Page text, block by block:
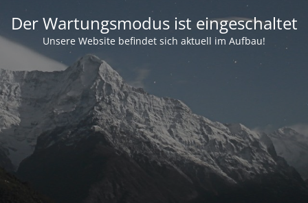
Der Wartungsmodus ist eingeschaltet
Unsere Website befindet sich aktuell im Aufbau!